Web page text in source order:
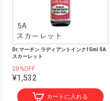
Dr.マーチン ラディアントインク15ml 5A
スカーレット
20%OFF
¥1,532
カートに入れる